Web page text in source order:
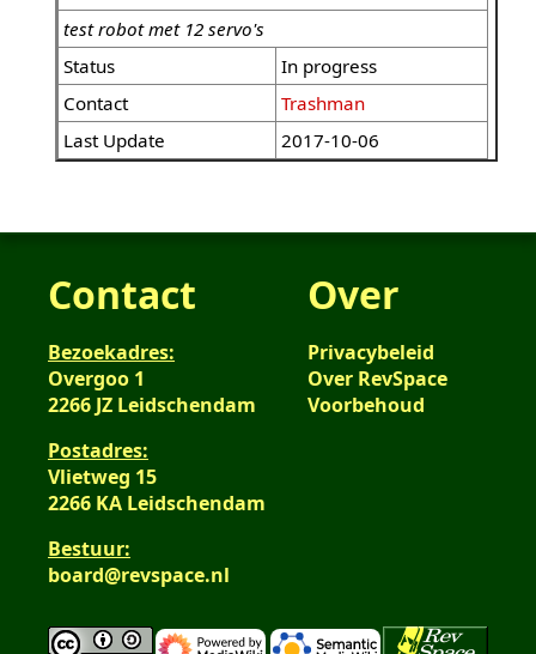
test robot met 12 servo's
Status
In progress
Contact
Trashman
Last Update
2017-10-06
Contact
Bezoekadres:
Overgoo 1
2266 JZ Leidschendam
Postadres:
Vlietweg 15
2266 KA Leidschendam
Bestuur:
board@revspace.nl
Over
Privacybeleid
Over RevSpace
Voorbehoud